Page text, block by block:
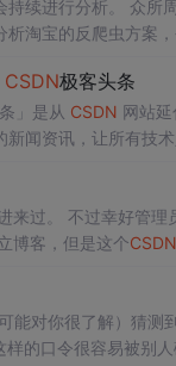
用selenium打开浏览器
淘宝的反爬虫方案
CSDN极客头条
」是从 CSDN 网站
闻资讯，让所有技
来过。 不过幸好管理
博客，但是这个CSDN
对你很了解）猜测
的口令很容易被别